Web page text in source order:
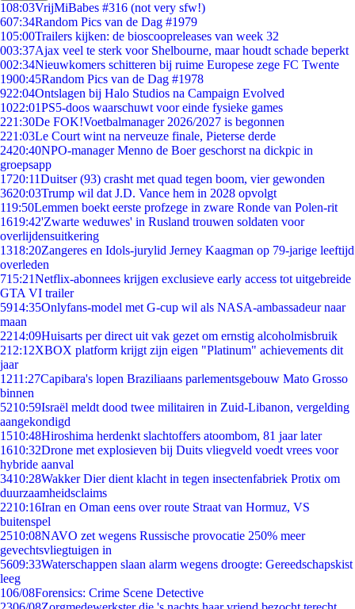
108:03VrijMiBabes #316 (not very sfw!)
607:34Random Pics van de Dag #1979
105:00Trailers kijken: de bioscoopreleases van week 32
003:37Ajax veel te sterk voor Shelbourne, maar houdt schade beperkt
002:34Nieuwkomers schitteren bij ruime Europese zege FC Twente
1900:45Random Pics van de Dag #1978
922:04Ontslagen bij Halo Studios na Campaign Evolved
1022:01PS5-doos waarschuwt voor einde fysieke games
221:30De FOK!Voetbalmanager 2026/2027 is begonnen
221:03Le Court wint na nerveuze finale, Pieterse derde
2420:40NPO-manager Menno de Boer geschorst na dickpic in
groepsapp
1720:11Duitser (93) crasht met quad tegen boom, vier gewonden
3620:03Trump wil dat J.D. Vance hem in 2028 opvolgt
119:50Lemmen boekt eerste profzege in zware Ronde van Polen-rit
1619:42'Zwarte weduwes' in Rusland trouwen soldaten voor
overlijdensuitkering
1318:20Zangeres en Idols-jurylid Jerney Kaagman op 79-jarige leeftijd
overleden
715:21Netflix-abonnees krijgen exclusieve early access tot uitgebreide
GTA VI trailer
5914:35Onlyfans-model met G-cup wil als NASA-ambassadeur naar
maan
2214:09Huisarts per direct uit vak gezet om ernstig alcoholmisbruik
212:12XBOX platform krijgt zijn eigen "Platinum" achievements dit
jaar
1211:27Capibara's lopen Braziliaans parlementsgebouw Mato Grosso
binnen
5210:59Israël meldt dood twee militairen in Zuid-Libanon, vergelding
aangekondigd
1510:48Hiroshima herdenkt slachtoffers atoombom, 81 jaar later
1610:32Drone met explosieven bij Duits vliegveld voedt vrees voor
hybride aanval
3410:28Wakker Dier dient klacht in tegen insectenfabriek Protix om
duurzaamheidsclaims
2210:16Iran en Oman eens over route Straat van Hormuz, VS
buitenspel
2510:08NAVO zet wegens Russische provocatie 250% meer
gevechtsvliegtuigen in
5609:33Waterschappen slaan alarm wegens droogte: Gereedschapskist
leeg
106/08Forensics: Crime Scene Detective